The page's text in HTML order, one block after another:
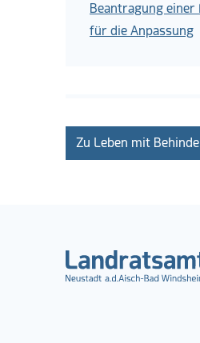
Beantragung
für die Anpassung
Zu Leben mit